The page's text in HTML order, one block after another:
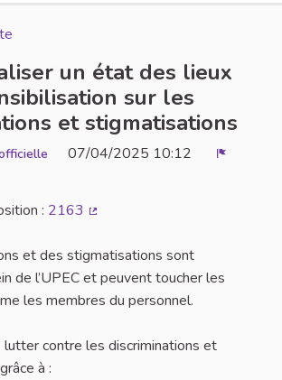
un état des lieux
sur les
et stigmatisations
07/04/2025 10:12
: 2163
et des stigmatisations sont
de l’UPEC et peuvent toucher les
les membres du personnel.
lutter contre les discriminations et
à :